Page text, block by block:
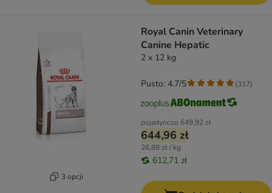
3 opcji
Royal Canin Veterinary
Canine Hepatic
2 x 12 kg
pojedynczo 649,92 zł
644,96 zł
26,88 zł / kg
612,71 zł
Pusto: 4.7/5 (317)